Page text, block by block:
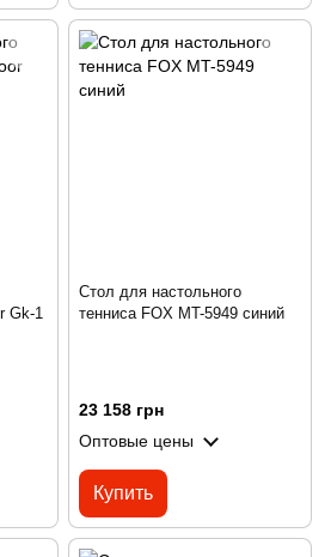
Gk-1
Стол для настольного
тенниса FOX MT-5949 синий
23 158 грн
Оптовые цены
Купить